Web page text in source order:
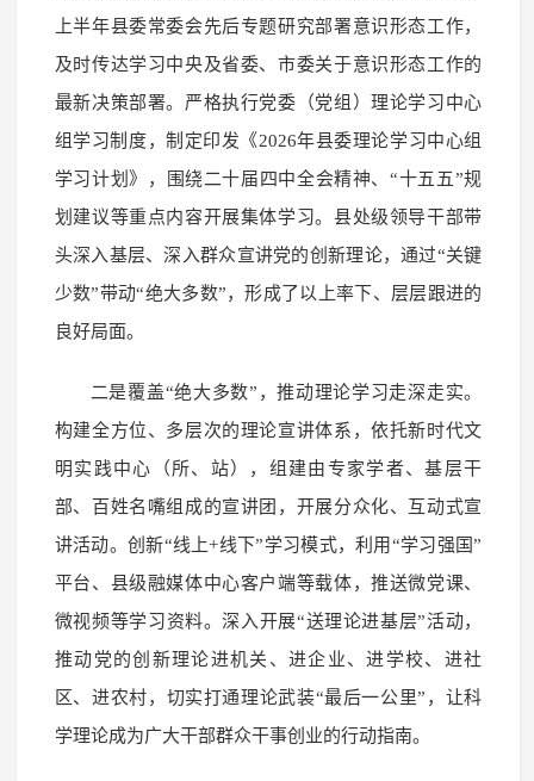
上半年县委常委会先后专题研究部署意识形态工作，
及时传达学习中央及省委、市委关于意识形态工作的
最新决策部署。严格执行党委（党组）理论学习中心
组学习制度，制定印发《2026年县委理论学习中心组
学习计划》，围绕二十届四中全会精神、“十五五”规
划建议等重点内容开展集体学习。县处级领导干部带
头深入基层、深入群众宣讲党的创新理论，通过“关键
少数”带动“绝大多数”，形成了以上率下、层层跟进的
良好局面。
二是覆盖“绝大多数”，推动理论学习走深走实。
构建全方位、多层次的理论宣讲体系，依托新时代文
明实践中心（所、站），组建由专家学者、基层干
部、百姓名嘴组成的宣讲团，开展分众化、互动式宣
讲活动。创新“线上+线下”学习模式，利用“学习强国”
平台、县级融媒体中心客户端等载体，推送微党课、
微视频等学习资料。深入开展“送理论进基层”活动，
推动党的创新理论进机关、进企业、进学校、进社
区、进农村，切实打通理论武装“最后一公里”，让科
学理论成为广大干部群众干事创业的行动指南。